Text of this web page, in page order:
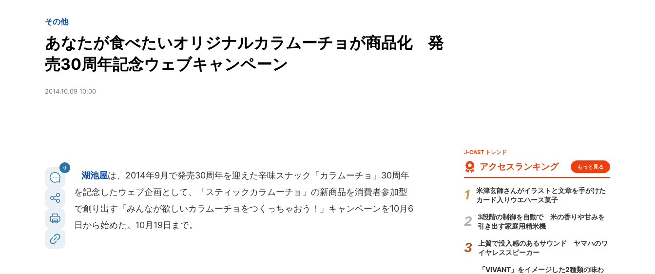
その他
あなたが食べたいオリジナルカラムーチョが商品化 発
売30周年記念ウェブキャンペーン
2014.10.09 10:00
0
湖池屋は、2014年9月で発売30周年を迎えた辛味スナック「カラムーチョ」30周年
を記念したウェブ企画として、「スティックカラムーチョ」の新商品を消費者参加型
で創り出す「みんなが欲しいカラムーチョをつくっちゃおう！」キャンペーンを10月6
日から始めた。10月19日まで。
J-CAST トレンド
アクセスランキング もっと見る
米津玄師さんがイラストと文章を手がけた
カード入りウエハース菓子
3段階の制御を自動で 米の香りや甘みを
引き出す家庭用精米機
上質で没入感のあるサウンド ヤマハのワ
イヤレススピーカー
「VIVANT」をイメージした2種類の味わ